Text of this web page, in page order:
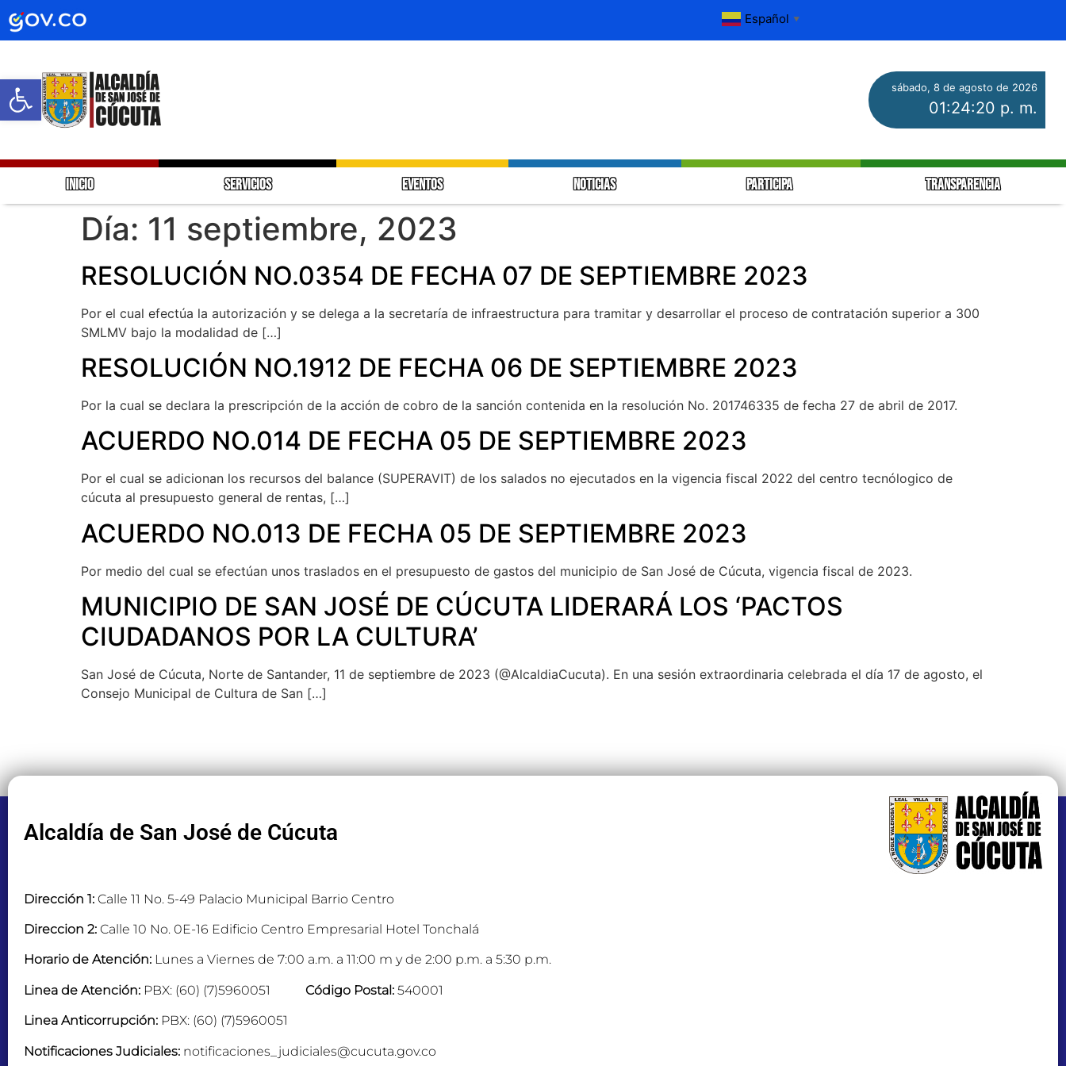
Abrir barra de herramientas
Español ▼
sábado, 8 de agosto de 2026
01:24:20 p. m.
INICIO SERVICIOS EVENTOS NOTICIAS PARTICIPA TRANSPARENCIA
Día: 11 septiembre, 2023
RESOLUCIÓN NO.0354 DE FECHA 07 DE SEPTIEMBRE 2023
Por el cual efectúa la autorización y se delega a la secretaría de infraestructura para tramitar y desarrollar el proceso de contratación superior a 300
SMLMV bajo la modalidad de […]
RESOLUCIÓN NO.1912 DE FECHA 06 DE SEPTIEMBRE 2023
Por la cual se declara la prescripción de la acción de cobro de la sanción contenida en la resolución No. 201746335 de fecha 27 de abril de 2017.
ACUERDO NO.014 DE FECHA 05 DE SEPTIEMBRE 2023
Por el cual se adicionan los recursos del balance (SUPERAVIT) de los salados no ejecutados en la vigencia fiscal 2022 del centro tecnólogico de
cúcuta al presupuesto general de rentas, […]
ACUERDO NO.013 DE FECHA 05 DE SEPTIEMBRE 2023
Por medio del cual se efectúan unos traslados en el presupuesto de gastos del municipio de San José de Cúcuta, vigencia fiscal de 2023.
MUNICIPIO DE SAN JOSÉ DE CÚCUTA LIDERARÁ LOS ‘PACTOS
CIUDADANOS POR LA CULTURA’
San José de Cúcuta, Norte de Santander, 11 de septiembre de 2023 (@AlcaldiaCucuta). En una sesión extraordinaria celebrada el día 17 de agosto, el
Consejo Municipal de Cultura de San […]
Alcaldía de San José de Cúcuta
Dirección 1: Calle 11 No. 5-49 Palacio Municipal Barrio Centro
Direccion 2: Calle 10 No. 0E-16 Edificio Centro Empresarial Hotel Tonchalá
Horario de Atención: Lunes a Viernes de 7:00 a.m. a 11:00 m y de 2:00 p.m. a 5:30 p.m.
Linea de Atención: PBX: (60) (7)5960051 Código Postal: 540001
Linea Anticorrupción: PBX: (60) (7)5960051
Notificaciones Judiciales: notificaciones_judiciales@cucuta.gov.co